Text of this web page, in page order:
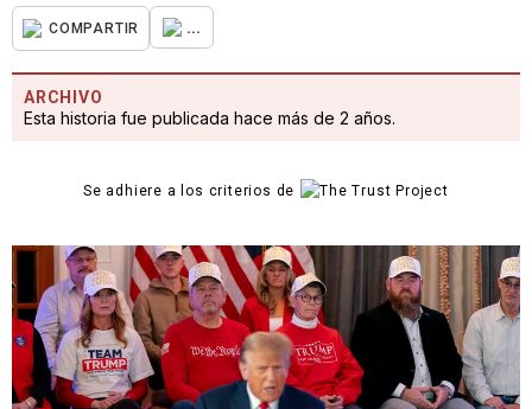
COMPARTIR ...
ARCHIVO
Esta historia fue publicada hace más de 2 años.
Se adhiere a los criterios de